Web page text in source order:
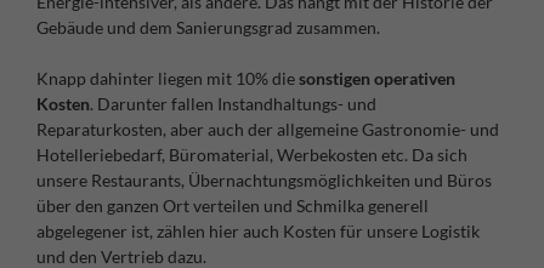
Gebäude und dem Sanierungsgrad zusammen.
Knapp dahinter liegen mit 10% diesonstigen operativen
Kosten. Darunter fallen Instandhaltungs- und
Reparaturkosten, aber auch der allgemeine Gastronomie- und
Hotelleriebedarf, Büromaterial, Werbekosten etc. Da sich
unsere Restaurants, Übernachtungsmöglichkeiten und Büros
über den ganzen Ort verteilen und Schmilka generell
abgelegener ist, zählen hier auch Kosten für unsere Logistik
und den Vertrieb dazu.